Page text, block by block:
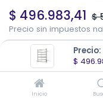
Precio:
$
Inicio
$ 496.983,41 $
Precio sin impuestos